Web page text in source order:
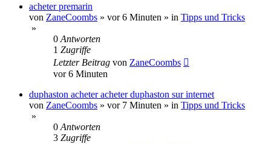
acheter premarin
von ZaneCoombs » vor 6 Minuten » in Tipps und Tricks
»
0 Antworten
1 Zugriffe
Letzter Beitrag von ZaneCoombs
vor 6 Minuten
duphaston acheter acheter duphaston sur internet
von ZaneCoombs » vor 7 Minuten » in Tipps und Tricks
»
0 Antworten
3 Zugriffe